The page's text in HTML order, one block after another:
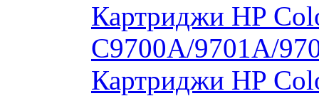
Картриджи HP
C9700A/9701A/
Картриджи HP